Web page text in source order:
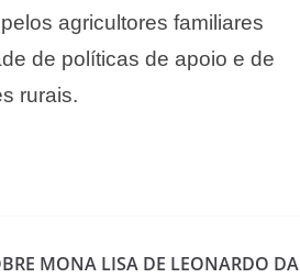
agricultores familiares
de políticas de apoio e de
rurais.
MONA LISA DE LEONARDO DA